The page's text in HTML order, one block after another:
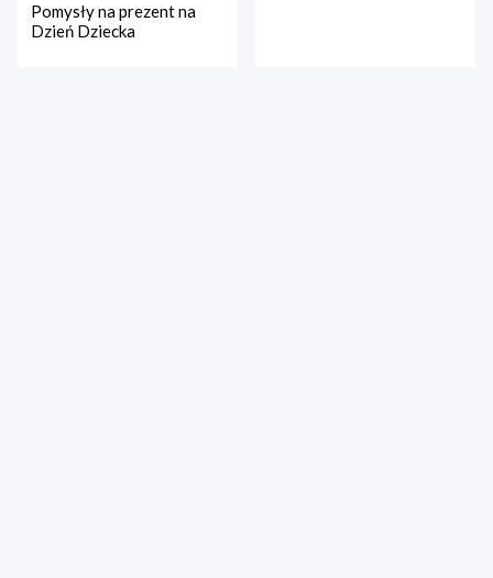
Pomysły na prezent na
Dzień Dziecka